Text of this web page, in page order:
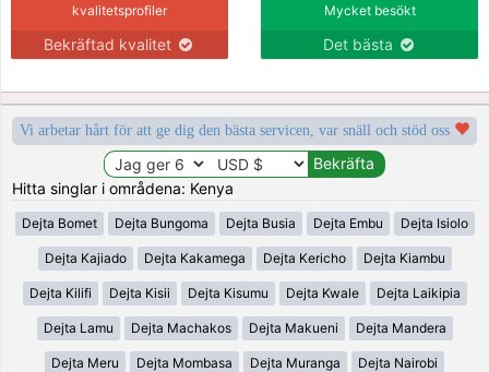
kvalitetsprofiler
Bekräftad kvalitet
Mycket besökt
Det bästa
Vi arbetar hårt för att ge dig den bästa servicen, var snäll och stöd oss
Hitta singlar i områdena: Kenya
Dejta Bomet Dejta Bungoma Dejta Busia Dejta Embu Dejta Isiolo
Dejta Kajiado Dejta Kakamega Dejta Kericho Dejta Kiambu
Dejta Kilifi Dejta Kisii Dejta Kisumu Dejta Kwale Dejta Laikipia
Dejta Lamu Dejta Machakos Dejta Makueni Dejta Mandera
Dejta Meru Dejta Mombasa Dejta Muranga Dejta Nairobi